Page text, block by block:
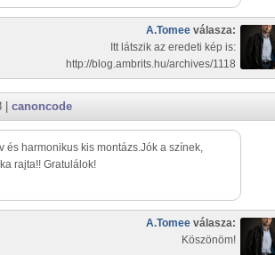
A.Tomee válasza:
Itt látszik az eredeti kép is:
http://blog.ambrits.hu/archives/1118
| canoncode
és harmonikus kis montázs.Jók a színek,
rajta!! Gratulálok!
A.Tomee válasza:
Köszönöm!